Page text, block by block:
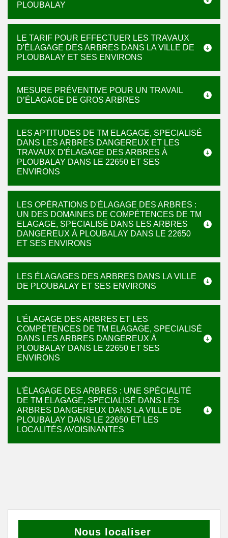
PLOUBALAY
LE TARIF POUR EFFECTUER LES TRAVAUX
D'ÉLAGAGE DES ARBRES DANS LA VILLE DE
PLOUBALAY ET SES ENVIRONS
MESURE PRÉVENTIVE POUR UN TRAVAIL
D’ÉLAGAGE DE GROS ARBRES
LES APTITUDES DE TM ELAGAGE, SPECIALISÉ
DANS LES ARBRES DANGEREUX ET LES
TRAVAUX D'ÉLAGAGE DES ARBRES À
PLOUBALAY DANS LE 22650 ET SES
ENVIRONS
LES OPÉRATIONS D'ÉLAGAGE DES ARBRES :
UN DES DOMAINES DE COMPÉTENCES DE TM
ELAGAGE, SPECIALISÉ DANS LES ARBRES
DANGEREUX À PLOUBALAY DANS LE 22650
ET SES ENVIRONS
LES ÉLAGAGES DES ARBRES DANS LA VILLE
DE PLOUBALAY ET SES ENVIRONS
L'ÉLAGAGE DES ARBRES ET LES
COMPÉTENCES DE TM ELAGAGE, SPECIALISÉ
DANS LES ARBRES DANGEREUX À
PLOUBALAY DANS LE 22650 ET SES
ENVIRONS
L'ÉLAGAGE DES ARBRES : UNE SPÉCIALITÉ
DE TM ELAGAGE, SPECIALISÉ DANS LES
ARBRES DANGEREUX DANS LA VILLE DE
PLOUBALAY DANS LE 22650 ET LES
LOCALITÉS AVOISINANTES
Nous localiser